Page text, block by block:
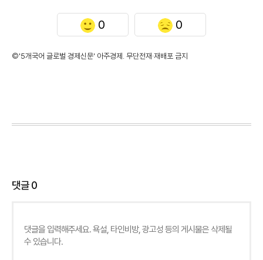
0 0
©'5개국어 글로벌 경제신문' 아주경제. 무단전재·재배포 금지
댓글0